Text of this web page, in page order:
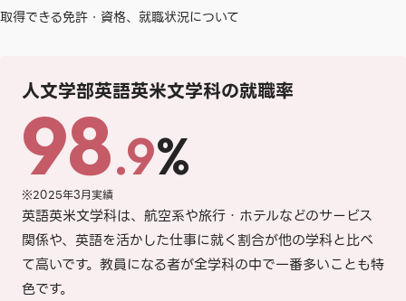
取得できる免許・資格、就職状況について
人文学部英語英米文学科の就職率
98.9%
※2025年3月実績
英語英米文学科は、航空系や旅行・ホテルなどのサービス
関係や、英語を活かした仕事に就く割合が他の学科と比べ
て高いです。教員になる者が全学科の中で一番多いことも特
色です。